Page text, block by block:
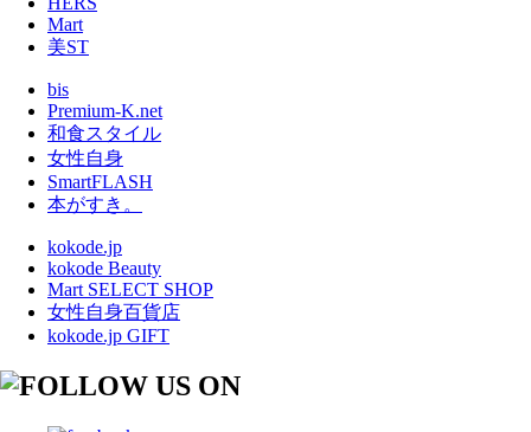
Mart
美ST
bis
Premium-K.net
和食スタイル
女性自身
SmartFLASH
本がすき。
kokode.jp
kokode Beauty
Mart SELECT SHOP
女性自身百貨店
kokode.jp GIFT